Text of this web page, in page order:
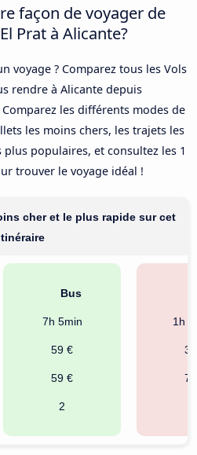
façon de voyager de
Prat à Alicante?
voyage ? Comparez tous les Vols
rendre à Alicante depuis
les différents modes de
les moins chers, les trajets les
populaires, et consultez les 1
trouver le voyage idéal !
cher et le plus rapide sur cet
Bus
7h 5min
59 €
59 €
2
1h